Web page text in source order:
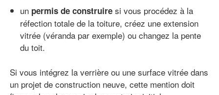
un permis de construire si vous procédez à la
réfection totale de la toiture, créez une extension
vitrée (véranda par exemple) ou changez la pente
du toit.
Si vous intégrez la verrière ou une surface vitrée dans
un projet de construction neuve, cette mention doit